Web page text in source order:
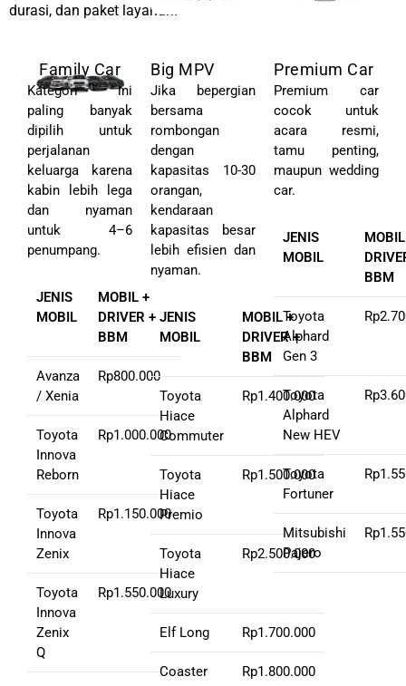
durasi, dan paket layanan.
Family Car
Kategori ini
paling banyak
dipilih untuk
perjalanan
keluarga karena
kabin lebih lega
dan nyaman
untuk 4–6
penumpang.
JENIS
MOBIL
MOBIL +
DRIVER +
BBM
Avanza
/ Xenia
Rp800.000
Toyota
Innova
Reborn
Rp1.000.000
Toyota
Innova
Zenix
Rp1.150.000
Toyota
Innova
Zenix
Q
Rp1.550.000
Big MPV
Jika bepergian
bersama
rombongan
dengan
kapasitas 10-30
orangan,
kendaraan
kapasitas besar
lebih efisien dan
nyaman.
JENIS
MOBIL
MOBIL +
DRIVER +
BBM
Toyota
Hiace
Commuter
Rp1.400.000
Toyota
Hiace
Premio
Rp1.500.000
Toyota
Hiace
Luxury
Rp2.500.000
Elf Long Rp1.700.000
Coaster Rp1.800.000
Premium Car
Premium car
cocok untuk
acara resmi,
tamu penting,
maupun wedding
car.
JENIS
MOBIL
BBM
Toyota
Alphard
Gen 3
Toyota
Alphard
New HEV
Toyota
Fortuner
Mitsubishi
Pajero